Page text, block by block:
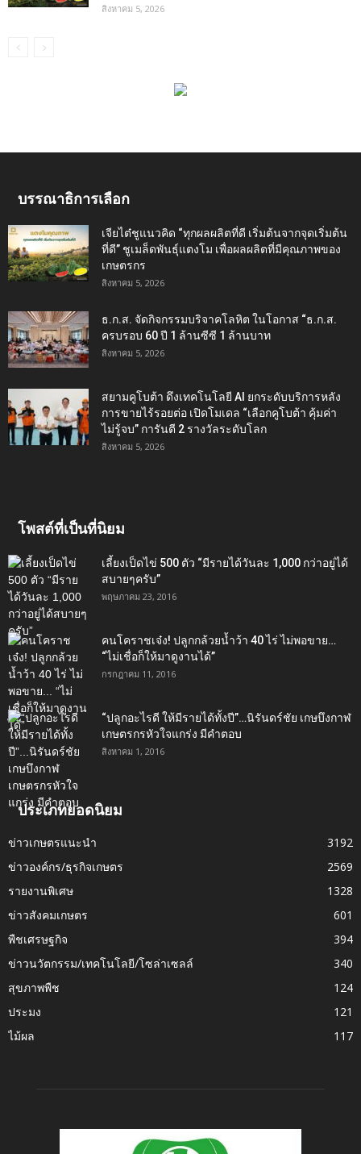
สิงหาคม 5, 2026
บรรณาธิการเลือก
เจียไต๋ชูแนวคิด “ทุกผลผลิตที่ดี เริ่มต้นจากจุดเริ่มต้น
ที่ดี” ชูเมล็ดพันธุ์แตงโม เพื่อผลผลิตที่มีคุณภาพของ
เกษตรกร
สิงหาคม 5, 2026
ธ.ก.ส. จัดกิจกรรมบริจาคโลหิต ในโอกาส “ธ.ก.ส.
ครบรอบ 60 ปี 1 ล้านซีซี 1 ล้านบาท
สิงหาคม 5, 2026
สยามคูโบต้า ดึงเทคโนโลยี AI ยกระดับบริการหลัง
การขายไร้รอยต่อ เปิดโมเดล “เลือกคูโบต้า คุ้มค่า
ไม่รู้จบ” การันตี 2 รางวัลระดับโลก
สิงหาคม 5, 2026
โพสต์ที่เป็นที่นิยม
เลี้ยงเป็ดไข่ 500 ตัว “มีรายได้วันละ 1,000 กว่าอยู่ได้
สบายๆครับ”
พฤษภาคม 23, 2016
คนโคราชเจ๋ง! ปลูกกล้วยน้ำว้า 40 ไร่ ไม่พอขาย…
“ไม่เชื่อก็ให้มาดูงานได้”‬
กรกฎาคม 11, 2016
“ปลูกอะไรดี ให้มีรายได้ทั้งปี”…นิรันดร์ชัย เกษบึงกาฬ
เกษตรกรหัวใจแกร่ง มีคำตอบ
สิงหาคม 1, 2016
ประเภทยอดนิยม
ข่าวเกษตรแนะนำ
3192
ข่าวองค์กร/ธุรกิจเกษตร
2569
รายงานพิเศษ
1328
ข่าวสังคมเกษตร
601
พืชเศรษฐกิจ
394
ข่าวนวัตกรรม/เทคโนโลยี/โซล่าเซลล์
340
สุขภาพพืช
124
ประมง
121
ไม้ผล
117